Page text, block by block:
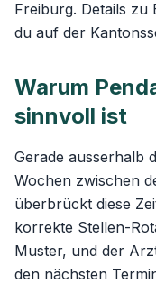
Freiburg. Details zu
du auf der
Warum
sinnvoll ist
Gerade ausserhalb
Wochen zwischen
überbrückt diese
korrekte Stellen-
Muster, und der
den nächsten